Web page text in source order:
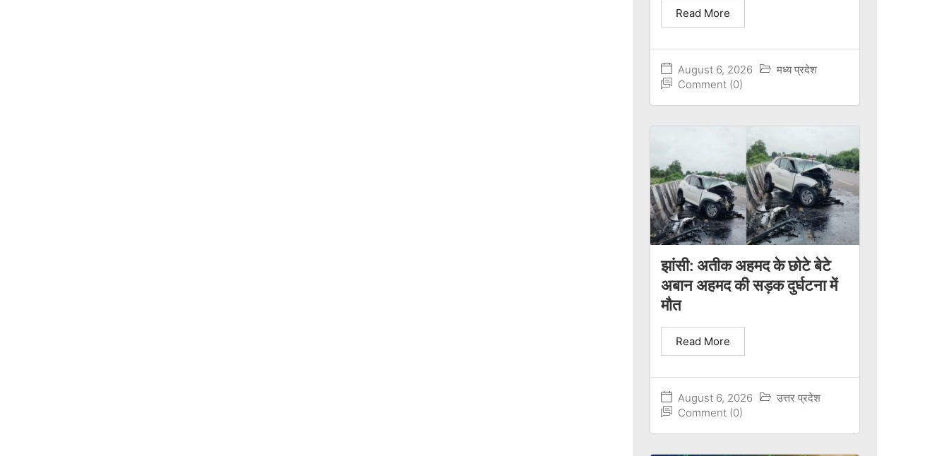
August 6, 2026
मध्य प्रदेश
Comment (0)
Read More
झांसी: अतीक अहमद के छोटे बेटे
अबान अहमद की सड़क दुर्घटना में
मौत
August 6, 2026
उत्तर प्रदेश
Comment (0)
Read More